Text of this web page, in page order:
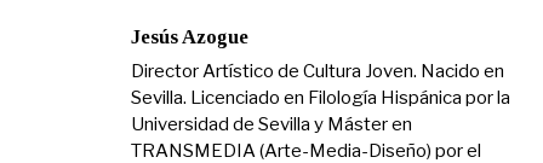
Jesús Azogue
Director Artístico de Cultura Joven. Nacido en
Sevilla. Licenciado en Filología Hispánica por la
Universidad de Sevilla y Máster en
TRANSMEDIA (Arte-Media-Diseño) por el